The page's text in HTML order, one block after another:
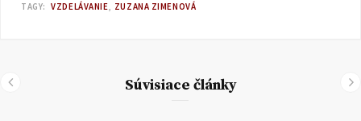
TAGY: VZDELÁVANIE ZUZANA ZIMENOVÁ
Súvisiace články